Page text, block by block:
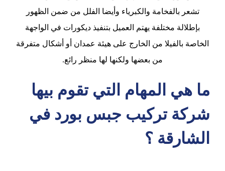
تشعر بالفخامة والكبرياء وأيضا الفلل من ضمن الظهور
بإطلالة مختلفة يهتم العميل بتنفيذ ديكورات في الواجهة
الخاصة بالفيلا من الخارج على هيئة عمدان أو أشكال متفرقة
من بعضها ولكنها لها منظر رائع.
ما هي المهام التي تقوم بيها
شركة تركيب جبس بورد في
الشارقة ؟